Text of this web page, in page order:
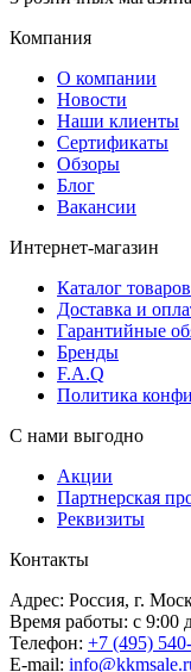
Компания
О компании
Новости
Наши клиенты
Сертификаты
Обзоры
Блог
Вакансии
Интернет-магазин
Каталог товаров
Доставка и
Гарантийные
Бренды
F.A.Q
Политика
С нами выгодно
Акции
Партнерская
Реквизиты
Контакты
Адрес: Россия, г.
Время работы: с 9:00
Телефон: +7 (495)
E-mail: